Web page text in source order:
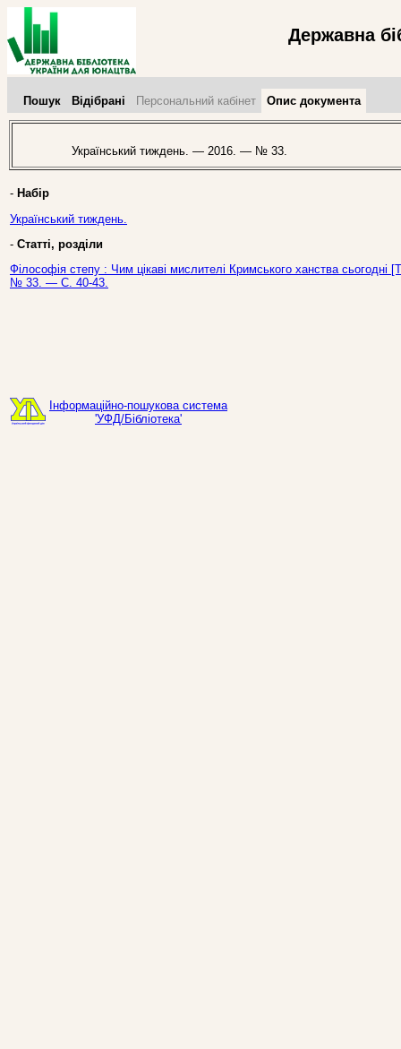
Державна
Пошук Відібрані Персональний кабінет Опис документа
Український тиждень. — 2016. — № 33.
- Набір
Український тиждень.
- Статті, розділи
Філософія степу : Чим цікаві мислителі Кримського ханства
№ 33. — С. 40-43.
Інформаційно-пошукова система
'УФД/Бібліотека'